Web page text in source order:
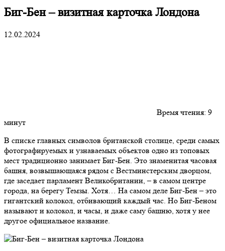
Биг-Бен – визитная карточка Лондона
12.02.2024
Время чтения: 9
минут
В списке главных символов британской столице, среди самых
фотографируемых и узнаваемых объектов одно из топовых
мест традиционно занимает Биг-Бен. Это знаменитая часовая
башня, возвышающаяся рядом с Вестминстерским дворцом,
где заседает парламент Великобритании, – в самом центре
города, на берегу Темзы. Хотя… На самом деле Биг-Бен – это
гигантский колокол, отбивающий каждый час. Но Биг-Беном
называют и колокол, и часы, и даже саму башню, хотя у нее
другое официальное название.